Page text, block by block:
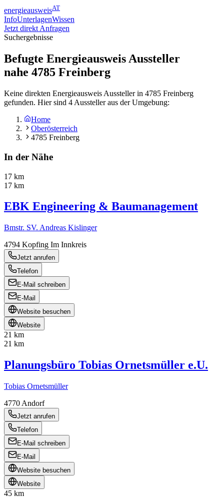
energieausweisAT
InfoUnterlagenWissen
Jetzt direkt Anfragen
Suchergebnisse
Befugte Energieausweis Aussteller
nahe 4785 Freinberg
Keine direkten Energieausweis Aussteller in 4785 Freinberg
gefunden. Hier sind 4 Aussteller aus der Umgebung:
Home
Oberösterreich
4785 Freinberg
In der Nähe
17 km
17 km
EBK Engineering & Baumanagement
Bmstr. SV. Andreas Kislinger
4794 Kopfing Im Innkreis
Jetzt anrufen
Telefon
E-Mail schreiben
E-Mail
Website besuchen
Website
21 km
21 km
Planungsbüro Tobias Ornetsmüller e.U.
Tobias Ornetsmüller
4770 Andorf
Jetzt anrufen
Telefon
E-Mail schreiben
E-Mail
Website besuchen
Website
45 km